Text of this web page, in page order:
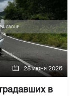
28 июня 2026
в